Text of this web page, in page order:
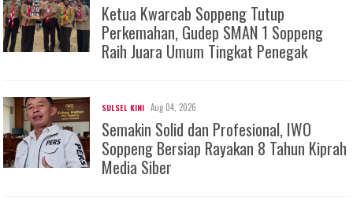
Ketua Kwarcab Soppeng Tutup
Perkemahan, Gudep SMAN 1 Soppeng
Raih Juara Umum Tingkat Penegak
SULSEL KINI Aug 04, 2026
Semakin Solid dan Profesional, IWO
Soppeng Bersiap Rayakan 8 Tahun Kiprah
Media Siber